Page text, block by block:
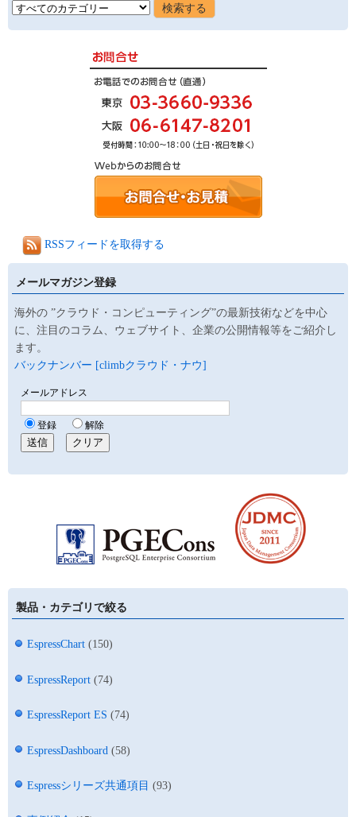
RSSフィードを取得する
メールマガジン登録
海外の ”クラウド・コンピューティング”の最新技術などを中心
に、注目のコラム、ウェブサイト、企業の公開情報等をご紹介し
ます。
バックナンバー [climbクラウド・ナウ]
製品・カテゴリで絞る
EspressChart (150)
EspressReport (74)
EspressReport ES (74)
EspressDashboard (58)
Espressシリーズ共通項目 (93)